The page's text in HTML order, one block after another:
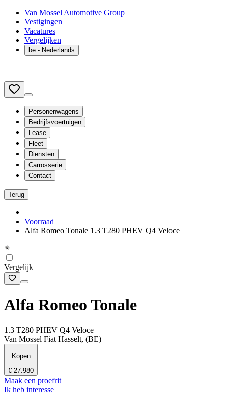
Van Mossel Automotive Group
Vestigingen
Vacatures
Vergelijken
be - Nederlands
Personenwagens
Bedrijfsvoertuigen
Lease
Fleet
Diensten
Carrosserie
Contact
Terug
Voorraad
Alfa Romeo Tonale 1.3 T280 PHEV Q4 Veloce
Vergelijk
Alfa Romeo Tonale
1.3 T280 PHEV Q4 Veloce
Van Mossel Fiat Hasselt, (BE)
Kopen
€ 27.980
Maak een proefrit
Ik heb interesse